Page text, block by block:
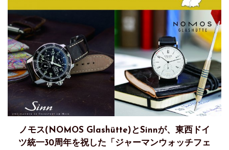
ノモス(NOMOS Glashütte)とSinnが、東西ドイ
ツ統一30周年を祝した「ジャーマンウォッチフェ